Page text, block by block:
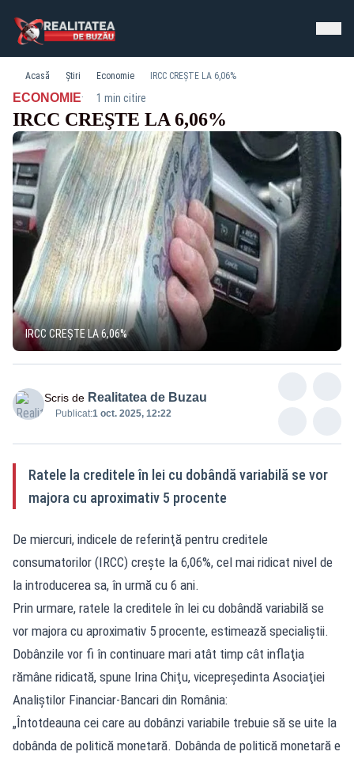
Acasă Știri Economie IRCC CREŞTE LA 6,06%
ECONOMIE· 1 min citire
IRCC CREŞTE LA 6,06%
IRCC CREŞTE LA 6,06%
Scris de Realitatea de Buzau
Publicat:1 oct. 2025, 12:22
Ratele la creditele în lei cu dobândă variabilă se vor
majora cu aproximativ 5 procente
De miercuri, indicele de referinţă pentru creditele
consumatorilor (IRCC) creşte la 6,06%, cel mai ridicat nivel de
la introducerea sa, în urmă cu 6 ani.
Prin urmare, ratele la creditele în lei cu dobândă variabilă se
vor majora cu aproximativ 5 procente, estimează specialiştii.
Dobânzile vor fi în continuare mari atât timp cât inflaţia
rămâne ridicată, spune Irina Chiţu, vicepreşedinta Asociaţiei
Analiştilor Financiar-Bancari din România:
„Întotdeauna cei care au dobânzi variabile trebuie să se uite la
dobânda de politică monetară. Dobânda de politică monetară e